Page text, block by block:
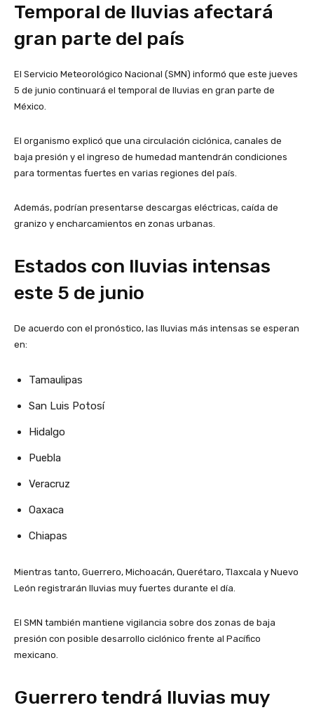
Temporal de lluvias afectará
gran parte del país
El Servicio Meteorológico Nacional (SMN) informó que este jueves
5 de junio continuará el temporal de lluvias en gran parte de
México.
El organismo explicó que una circulación ciclónica, canales de
baja presión y el ingreso de humedad mantendrán condiciones
para tormentas fuertes en varias regiones del país.
Además, podrían presentarse descargas eléctricas, caída de
granizo y encharcamientos en zonas urbanas.
Estados con lluvias intensas
este 5 de junio
De acuerdo con el pronóstico, las lluvias más intensas se esperan
en:
Tamaulipas
San Luis Potosí
Hidalgo
Puebla
Veracruz
Oaxaca
Chiapas
Mientras tanto, Guerrero, Michoacán, Querétaro, Tlaxcala y Nuevo
León registrarán lluvias muy fuertes durante el día.
El SMN también mantiene vigilancia sobre dos zonas de baja
presión con posible desarrollo ciclónico frente al Pacífico
mexicano.
Guerrero tendrá lluvias muy